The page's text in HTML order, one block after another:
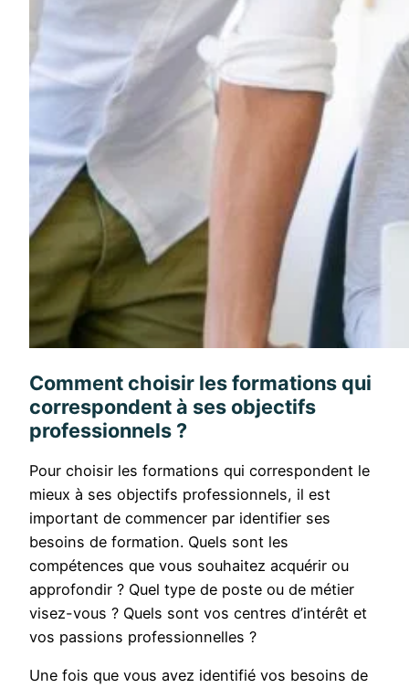
Comment choisir les formations qui
correspondent à ses objectifs
professionnels ?
Pour choisir les formations qui correspondent le
mieux à ses objectifs professionnels, il est
important de commencer par identifier ses
besoins de formation. Quels sont les
compétences que vous souhaitez acquérir ou
approfondir ? Quel type de poste ou de métier
visez-vous ? Quels sont vos centres d’intérêt et
vos passions professionnelles ?
Une fois que vous avez identifié vos besoins de